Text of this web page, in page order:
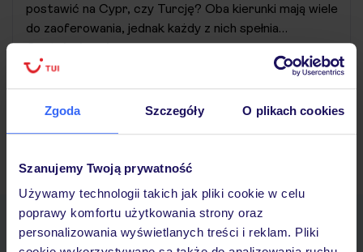
Zgoda Szczegóły O plikach cookies
Szanujemy Twoją prywatność
Używamy technologii takich jak pliki cookie w celu
poprawy komfortu użytkowania strony oraz
personalizowania wyświetlanych treści i reklam. Pliki
postawić na Cypr, czy Turcję? Oba kierunki mają wiele
do zaoferowania, jednak każdy z nich spełnia…
Czytaj więcej ››
24/02/2026
Pobierz bezpłatną aplikację TUI
Szybkie wyszukiwanie i przeglądanie ofert